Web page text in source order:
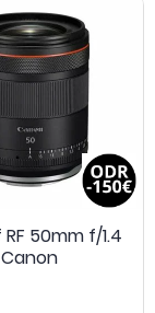
50mm f/1.4